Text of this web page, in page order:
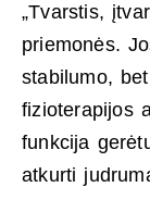
„Tvarstis,
priemonės.
stabilumo,
fizioterapijos
funkcija
atkurti